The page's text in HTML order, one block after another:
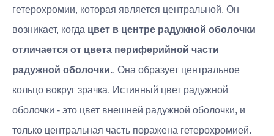
гетерохромии, которая является центральной. Он
возникает, когда цвет в центре радужной оболочки
отличается от цвета периферийной части
радужной оболочки.. Она образует центральное
кольцо вокруг зрачка. Истинный цвет радужной
оболочки - это цвет внешней радужной оболочки, и
только центральная часть поражена гетерохромией.